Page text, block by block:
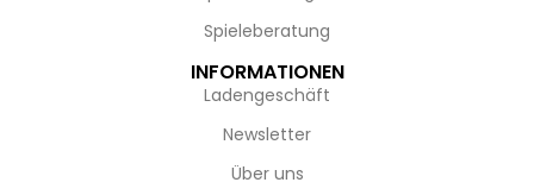
Spieleberatung
INFORMATIONEN
Ladengeschäft
Newsletter
Über uns